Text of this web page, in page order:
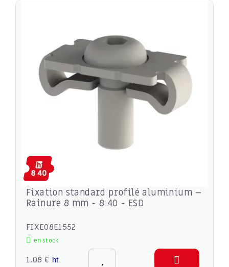
Fixation standard profilé aluminium –
Rainure 8 mm - 8 40 - ESD
FIXE08E1552
en stock
1,08 € ht